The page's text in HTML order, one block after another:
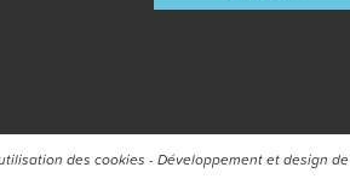
des cookies - Développement et design de